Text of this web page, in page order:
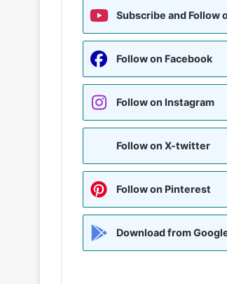
Subscribe and Follow
Follow on Facebook
Follow on Instagram
Follow on X-twitter
Follow on Pinterest
Download from